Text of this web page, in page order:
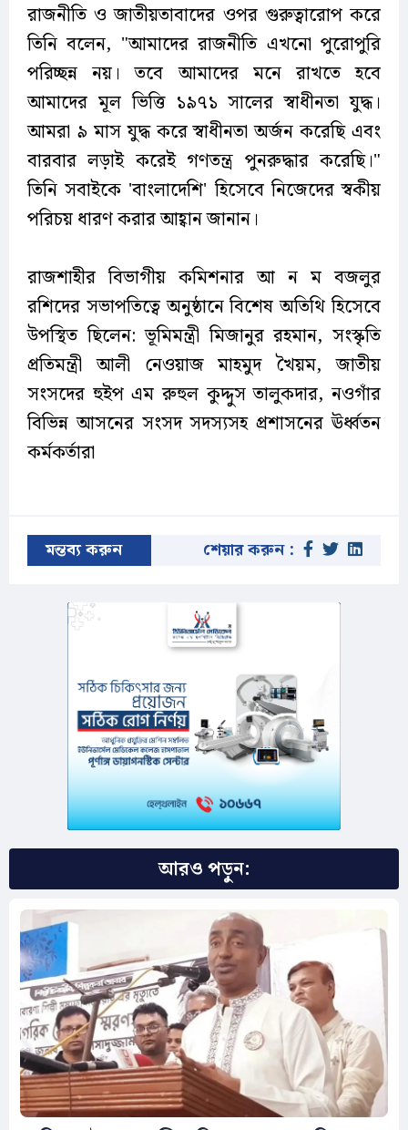
রাজনীতি ও জাতীয়তাবাদের ওপর গুরুত্বারোপ করে
তিনি বলেন, "আমাদের রাজনীতি এখনো পুরোপুরি
পরিচ্ছন্ন নয়। তবে আমাদের মনে রাখতে হবে
আমাদের মূল ভিত্তি ১৯৭১ সালের স্বাধীনতা যুদ্ধ।
আমরা ৯ মাস যুদ্ধ করে স্বাধীনতা অর্জন করেছি এবং
বারবার লড়াই করেই গণতন্ত্র পুনরুদ্ধার করেছি।"
তিনি সবাইকে 'বাংলাদেশি' হিসেবে নিজেদের স্বকীয়
পরিচয় ধারণ করার আহ্বান জানান।
রাজশাহীর বিভাগীয় কমিশনার আ ন ম বজলুর
রশিদের সভাপতিত্বে অনুষ্ঠানে বিশেষ অতিথি হিসেবে
উপস্থিত ছিলেন: ভূমিমন্ত্রী মিজানুর রহমান, সংস্কৃতি
প্রতিমন্ত্রী আলী নেওয়াজ মাহমুদ খৈয়ম, জাতীয়
সংসদের হুইপ এম রুহুল কুদ্দুস তালুকদার, নওগাঁর
বিভিন্ন আসনের সংসদ সদস্যসহ প্রশাসনের ঊর্ধ্বতন
কর্মকর্তারা
মন্তব্য করুন শেয়ার করুন :
আরও পড়ুন: